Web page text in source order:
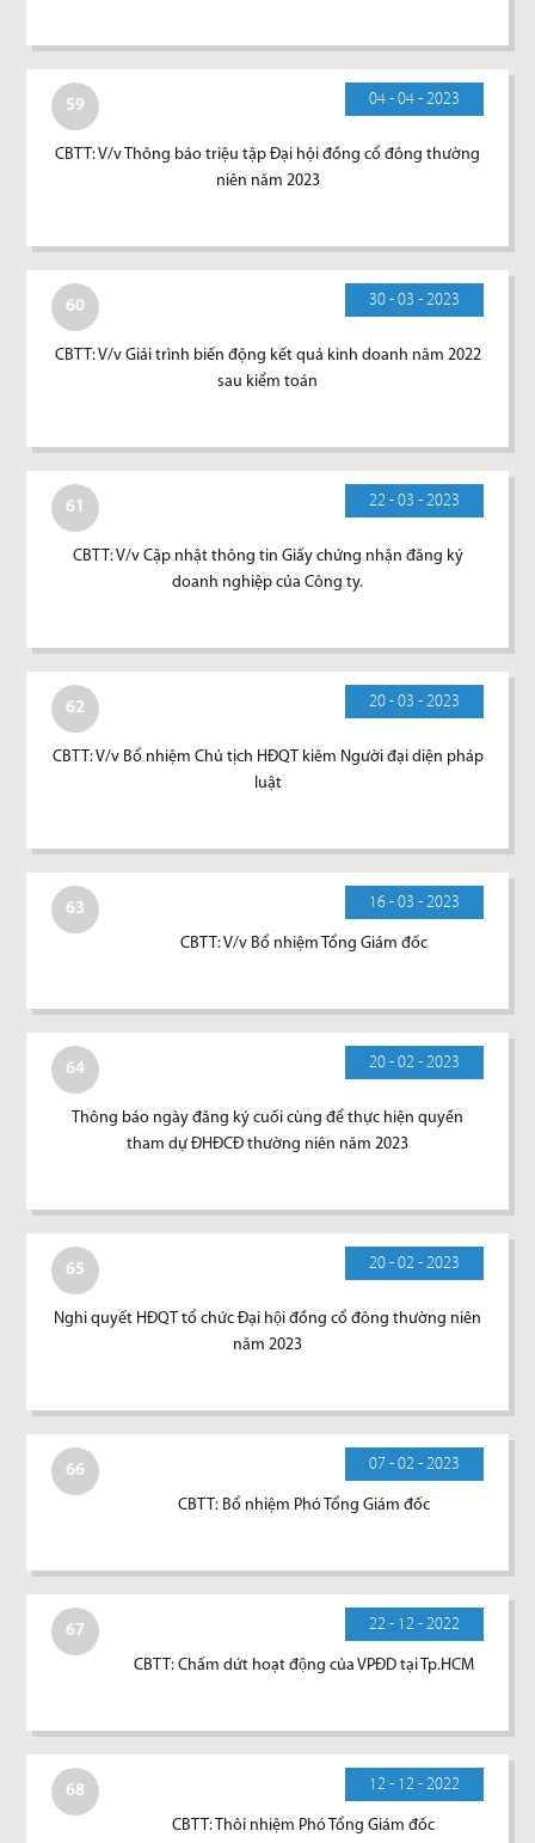
59 04 - 04 - 2023
CBTT: V/v Thông báo triệu tập Đại hội đồng cổ đông thường
niên năm 2023
60 30 - 03 - 2023
CBTT: V/v Giải trình biến động kết quả kinh doanh năm 2022
sau kiểm toán
61 22 - 03 - 2023
CBTT: V/v Cập nhật thông tin Giấy chứng nhận đăng ký
doanh nghiệp của Công ty.
62 20 - 03 - 2023
CBTT: V/v Bổ nhiệm Chủ tịch HĐQT kiêm Người đại diện pháp
luật
63 16 - 03 - 2023
CBTT: V/v Bổ nhiệm Tổng Giám đốc
64 20 - 02 - 2023
Thông báo ngày đăng ký cuối cùng để thực hiện quyền
tham dự ĐHĐCĐ thường niên năm 2023
65 20 - 02 - 2023
Nghi quyết HĐQT tổ chức Đại hội đồng cổ đông thường niên
năm 2023
66 07 - 02 - 2023
CBTT: Bổ nhiệm Phó Tổng Giám đốc
67 22 - 12 - 2022
CBTT: Chấm dứt hoạt động của VPĐD tại Tp.HCM
68 12 - 12 - 2022
CBTT: Thôi nhiệm Phó Tổng Giám đốc